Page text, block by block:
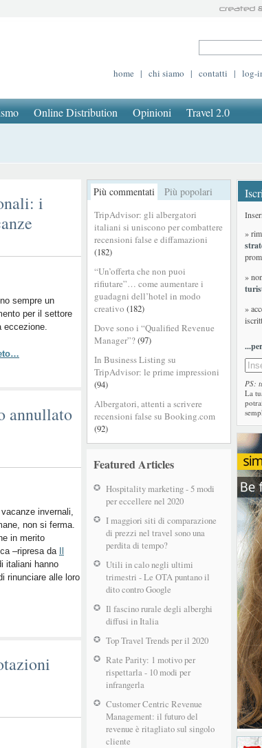
home | chi siamo | contatti | log-
Online Distribution Opinioni Travel 2.0
Più commentati Più popolari
TripAdvisor: gli albergatori
italiani si uniscono per combattere
recensioni false e diffamazioni
(182)
“Un’offerta che non puoi
rifiutare”… come aumentare i
guadagni dell’hotel in modo
creativo (182)
Dove sono i “Qualified Revenue
Manager”?(97)
In Business Listing su
TripAdvisor: le prime impressioni
(94)
Albergatori, attenti a scrivere
recensioni false su Booking.com
(92)
Featured Articles
Hospitality marketing - 5 modi
per eccellere nel 2020
I maggiori siti di comparazione
di prezzi nel travel sono una
perdita di tempo?
Utili in calo negli ultimi
trimestri - Le OTA puntano il
dito contro Google
Il fascino rurale degli alberghi
diffusi in Italia
Top Travel Trends per il 2020
Rate Parity: 1 motivo per
rispettarla - 10 modi per
infrangerla
Customer Centric Revenue
Management: il futuro del
revenue è ritagliato sul singolo
cliente
i
sempre un
per il settore
eccezione.
annullato
invernali,
non si ferma.
in merito
–ripresa da
italiani hanno
rinunciare alle loro
»
»
»
PS:
La